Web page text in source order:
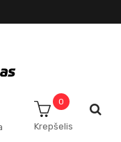
Krepšelis
0